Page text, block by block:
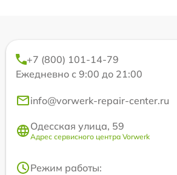
+7 (800) 101-14-79
Ежедневно с 9:00 до 21:00
info@vorwerk-repair-center.ru
Одесская улица, 59
Адрес сервисного центра Vorwerk
Режим работы: